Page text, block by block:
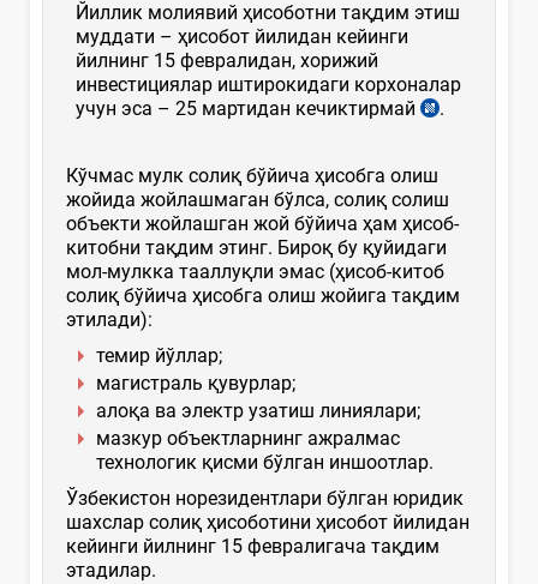
Йиллик молиявий ҳисоботни тақдим этиш
муддати – ҳисобот йилидан кейинги
йилнинг 15 февралидан, хорижий
инвестициялар иштирокидаги корхоналар
учун эса – 25 мартидан кечиктирмай
.
Кўчмас мулк солиқ бўйича ҳисобга олиш
жойида жойлашмаган бўлса, солиқ солиш
объекти жойлашган жой бўйича ҳам ҳисоб-
китобни тақдим этинг. Бироқ бу қуйидаги
мол-мулкка тааллуқли эмас (ҳисоб-китоб
солиқ бўйича ҳисобга олиш жойига тақдим
этилади):
темир йўллар;
магистраль қувурлар;
алоқа ва электр узатиш линиялари;
мазкур объектларнинг ажралмас
технологик қисми бўлган иншоотлар.
Ўзбекистон норезидентлари бўлган юридик
шахслар солиқ ҳисоботини ҳисобот йилидан
кейинги йилнинг 15 февралигача тақдим
этадилар.